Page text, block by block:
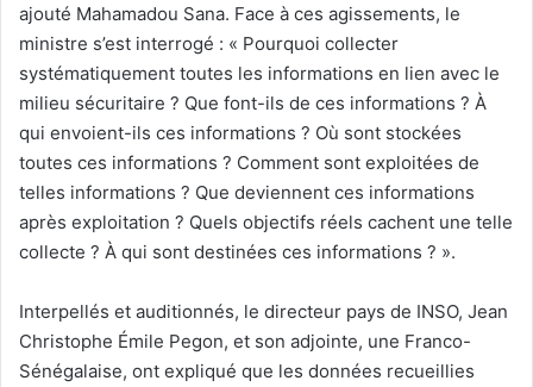
ajouté Mahamadou Sana. Face à ces agissements, le
ministre s’est interrogé : « Pourquoi collecter
systématiquement toutes les informations en lien avec le
milieu sécuritaire ? Que font-ils de ces informations ? À
qui envoient-ils ces informations ? Où sont stockées
toutes ces informations ? Comment sont exploitées de
telles informations ? Que deviennent ces informations
après exploitation ? Quels objectifs réels cachent une telle
collecte ? À qui sont destinées ces informations ? ».
Interpellés et auditionnés, le directeur pays de INSO, Jean
Christophe Émile Pegon, et son adjointe, une Franco-
Sénégalaise, ont expliqué que les données recueillies